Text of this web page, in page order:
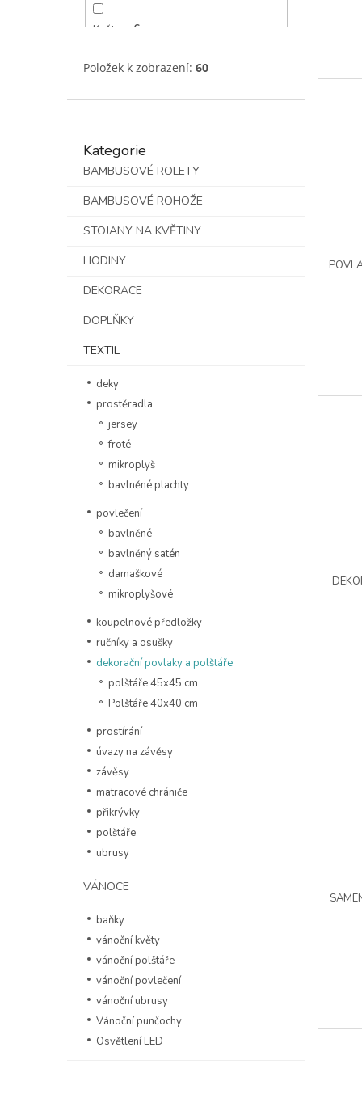
Květy 6
Zbobené aplikacemi 12
Kůže 1
Chlupatý 7
Zdobené aplikacemi
Prošitý
Položek k zobrazení: 60
kategorie
Kategorie
BAMBUSOVÉ ROLETY
BAMBUSOVÉ ROHOŽE
STOJANY NA KVĚTINY
HODINY
DEKORACE
DOPLŇKY
TEXTIL
deky
prostěradla
jersey
froté
mikroplyš
bavlněné plachty
povlečení
bavlněné
bavlněný satén
damaškové
mikroplyšové
koupelnové předložky
ručníky a osušky
dekorační povlaky a polštáře
polštáře 45x45 cm
Polštáře 40x40 cm
prostírání
úvazy na závěsy
závěsy
matracové chrániče
přikrývky
polštáře
ubrusy
VÁNOCE
baňky
vánoční květy
vánoční polštáře
vánoční povlečení
vánoční ubrusy
Vánoční punčochy
Osvětlení LED